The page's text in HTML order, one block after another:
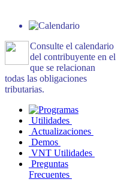
Consulte el calendario
del contribuyente en el
que se relacionan
todas las obligaciones
tributarias.
Utilidades
Actualizaciones
Demos
VNT Utilidades
Preguntas
Frecuentes